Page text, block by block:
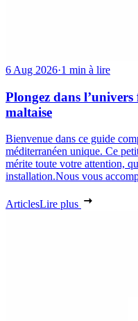
6 Aug 2026·1 min à lire
Plongez dans
maltaise
Bienvenue dans ce guide
méditerranéen unique. Ce
mérite toute votre attention,
installation.Nous vous
ArticlesLire plus